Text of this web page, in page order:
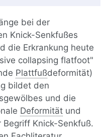
bei der
Knick-Senkfußes
die Erkrankung heute
collapsing flatfoot"
Plattfußdeformität)
bildet den
und die
Deformität und
Knick-Senkfuß.